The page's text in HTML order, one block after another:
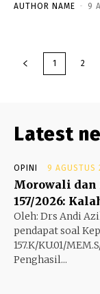
AUTHOR NAME - 9
1 2
Latest
OPINI 9 AGUSTUS
Morowali dan
157/2026:
Oleh: Drs Andi
pendapat soal
157.K/KU.01/
Penghasil...